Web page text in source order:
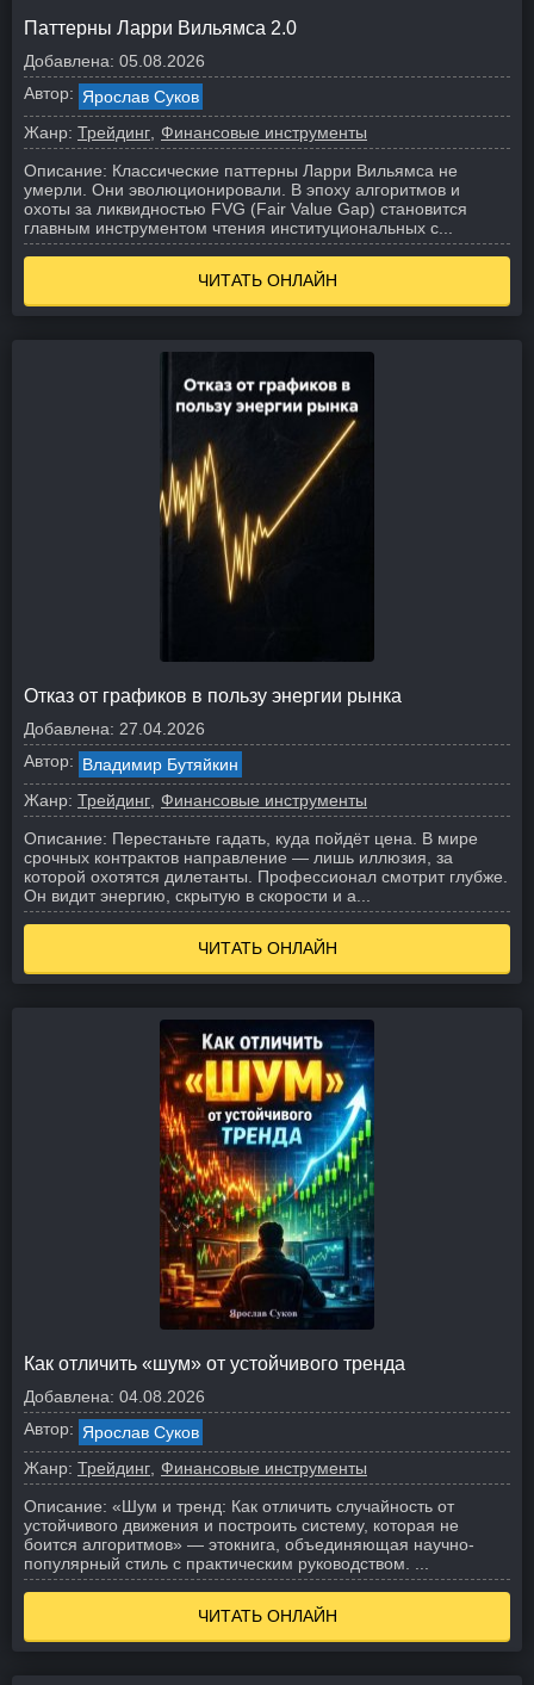
Паттерны Ларри Вильямса 2.0
Добавлена: 05.08.2026
Автор: Ярослав Суков
Жанр: Трейдинг Финансовые инструменты
Описание: Классические паттерны Ларри Вильямса не
умерли. Они эволюционировали. В эпоху алгоритмов и
охоты за ликвидностью FVG (Fair Value Gap) становится
главным инструментом чтения институциональных с...
ЧИТАТЬ ОНЛАЙН
Отказ от графиков в пользу энергии рынка
Добавлена: 27.04.2026
Автор: Владимир Бутяйкин
Жанр: Трейдинг Финансовые инструменты
Описание: Перестаньте гадать, куда пойдёт цена. В мире
срочных контрактов направление — лишь иллюзия, за
которой охотятся дилетанты. Профессионал смотрит глубже.
Он видит энергию, скрытую в скорости и а...
ЧИТАТЬ ОНЛАЙН
Как отличить «шум» от устойчивого тренда
Добавлена: 04.08.2026
Автор: Ярослав Суков
Жанр: Трейдинг Финансовые инструменты
Описание: «Шум и тренд: Как отличить случайность от
устойчивого движения и построить систему, которая не
боится алгоритмов» — этокнига, объединяющая научно-
популярный стиль с практическим руководством. ...
ЧИТАТЬ ОНЛАЙН